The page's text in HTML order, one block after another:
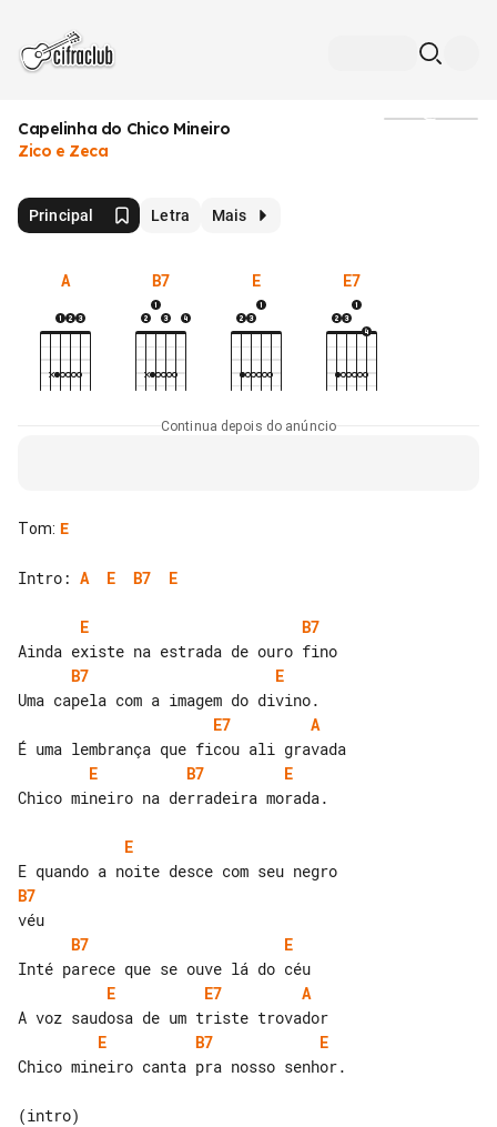
Capelinha do Chico Mineiro
Zico e Zeca
Principal Letra Mais
A B7 E E7
Continua depois do anúncio
Tom: E
Intro: A E B7 E
E
B7
B7
E
E7
A
E
B7
E
Chico mineiro na derradeira morada.
E
B7
B7
E
E
E7
A
E
B7
E
Chico mineiro canta pra nosso senhor.
(intro)